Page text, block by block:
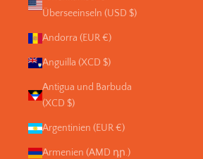
Überseeinseln (USD $)
Andorra (EUR €)
Anguilla (XCD $)
Antigua und Barbuda
(XCD $)
Argentinien (EUR €)
Armenien (AMD դր.)